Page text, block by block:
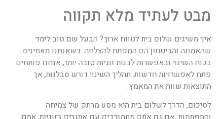
מבט לעתיד מלא תקווה
איך משיגים שלום בית לטווח ארוך? הבעל שם טוב לימד
שהאמונה והביטחון הם המפתח להצלחה. כשאנחנו מאמינים
בכוח השינוי ובאפשרות לבנות זוגיות טובה יותר, אנחנו פותחים
פתח לאפשרויות חדשות. תהליך השינוי דורש סבלנות, אך
התוצאות שוות את המאמץ.
לסיכום, הדרך לשלום בית היא מסע מרתק של צמיחה